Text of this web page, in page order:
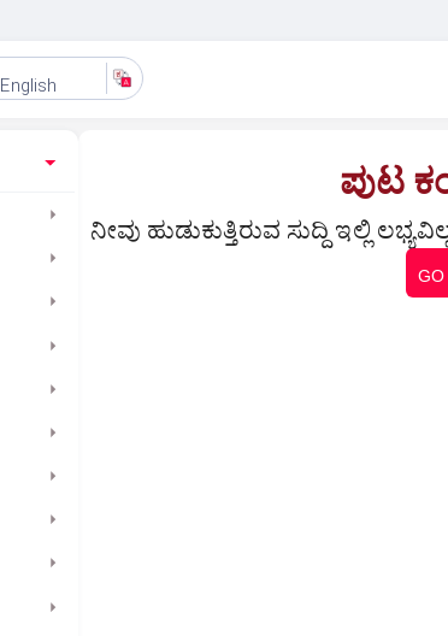
English
ಪುಟ
ನೀವು ಹುಡುಕುತ್ತಿರುವ ಸುದ್ದಿ ಇಲ್ಲಿ